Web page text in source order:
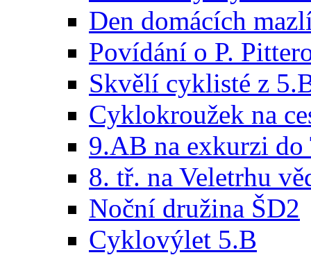
Den domácích
Povídání o P.
Skvělí cyklisté z
Cyklokroužek na
9.AB na exkurzi do
8. tř. na Veletrhu
Noční družina ŠD2
Cyklovýlet 5.B